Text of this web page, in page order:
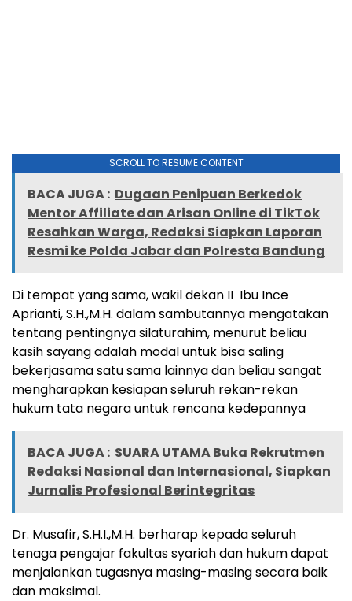
SCROLL TO RESUME CONTENT
BACA JUGA : Dugaan Penipuan Berkedok
Mentor Affiliate dan Arisan Online di TikTok
Resahkan Warga, Redaksi Siapkan Laporan
Resmi ke Polda Jabar dan Polresta Bandung
Di tempat yang sama, wakil dekan II Ibu Ince
Aprianti, S.H.,M.H. dalam sambutannya mengatakan
tentang pentingnya silaturahim, menurut beliau
kasih sayang adalah modal untuk bisa saling
bekerjasama satu sama lainnya dan beliau sangat
mengharapkan kesiapan seluruh rekan-rekan
hukum tata negara untuk rencana kedepannya
BACA JUGA : SUARA UTAMA Buka Rekrutmen
Redaksi Nasional dan Internasional, Siapkan
Jurnalis Profesional Berintegritas
Dr. Musafir, S.H.I.,M.H. berharap kepada seluruh
tenaga pengajar fakultas syariah dan hukum dapat
menjalankan tugasnya masing-masing secara baik
dan maksimal.